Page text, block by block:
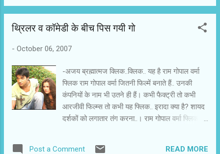
बेनकाब करने और मीडिया कवरेज की मर्यादा पर सवाल
अभिनेत्री कोयल पुरी अपने किरदार को निभाने में कमजोर
भूमिका में प्रभावित करते हैं। उन्हें अपनी संवाद अदायगी
अभिमन्यु सिंह, हर्ष छाया, स्वाति सेन, शिशिर शर्मा निर्देशक :
विशाल ईनामदार तकनीकी टीम : निर्माता-श्रेयस म्हासकर,
पटकथा-जयंत पवार, संवाद-संजय मोरे, संगीत-कौशल
ईनामदार
थ्रिलर व कॉमेडी के बीच पिस गयी गो
- October 06, 2007
-अजय ब्रह्मात्मज क्लिक..क्लिक.. यह है राम गोपाल वर्मा
फ्लिक राम गोपाल वर्मा जितनी फिल्में बनाते हैं.. उनकी
कंपनियों के नाम भी उतने ही हैं। कभी फैक्ट्री तो कभी
आरजीवी फिल्म्स तो कभी यह फ्लिक.. इरादा क्या है? शायद
दर्शकों को लगातार तंग करना..। राम गोपाल वर्मा फ्लिक की
Post a Comment READ MORE